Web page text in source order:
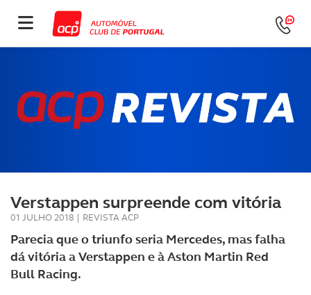
Verstappen surpreende com vitória
01 JULHO 2018 | REVISTA ACP
Parecia que o triunfo seria Mercedes, mas falha
dá vitória a Verstappen e à Aston Martin Red
Bull Racing.